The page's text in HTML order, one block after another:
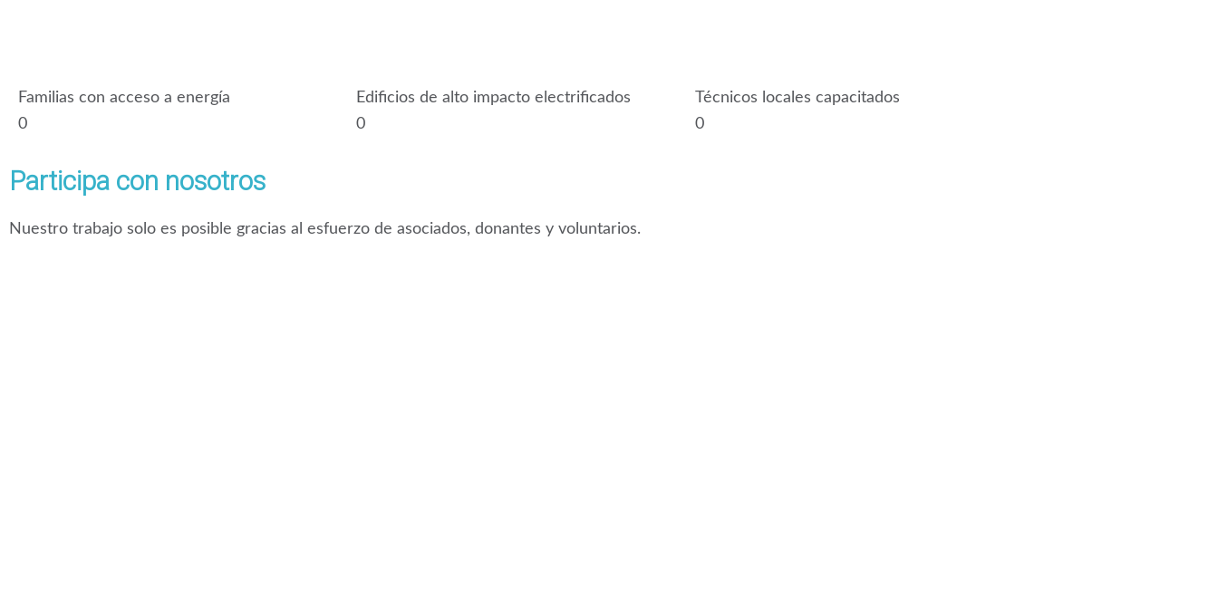
Familias con acceso a energía
0
Edificios de alto impacto electrificados
0
Técnicos locales capacitados
0
Participa con nosotros
Nuestro trabajo solo es posible gracias al esfuerzo de asociados, donantes y voluntarios.